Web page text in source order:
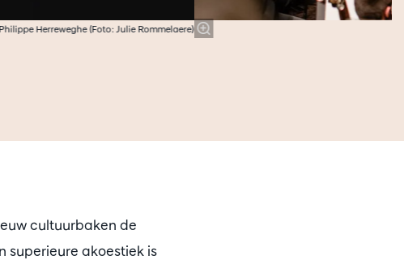
Herreweghe (Foto: Julie Rommelaere)
cultuurbaken de
superieure akoestiek is